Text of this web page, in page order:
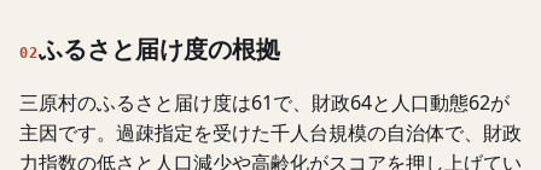
02ふるさと届け度の根拠
三原村のふるさと届け度は61で、財政64と人口動態62が
主因です。過疎指定を受けた千人台規模の自治体で、財政
力指数の低さと人口減少や高齢化がスコアを押し上げてい